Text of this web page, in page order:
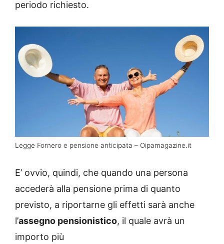
periodo richiesto.
Legge Fornero e pensione anticipata – Oipamagazine.it
E’ ovvio, quindi, che quando una persona
accederà alla pensione prima di quanto
previsto, a riportarne gli effetti sarà anche
l’assegno pensionistico, il quale avrà un
importo più